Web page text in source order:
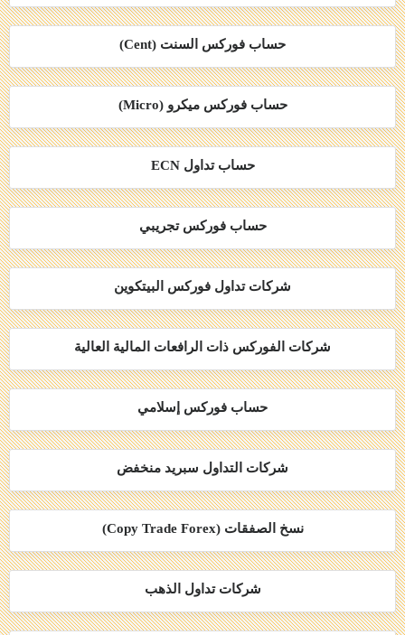
حساب فوركس السنت (Cent)
حساب فوركس ميكرو (Micro)
حساب تداول ECN
حساب فوركس تجريبي
شركات تداول فوركس البيتكوين
شركات الفوركس ذات الرافعات المالية العالية
حساب فوركس إسلامي
شركات التداول سبريد منخفض
نسخ الصفقات (Copy Trade Forex)
شركات تداول الذهب